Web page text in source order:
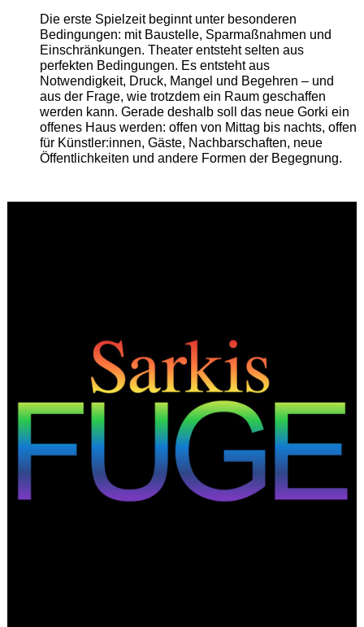
Die erste Spielzeit beginnt unter besonderen
Bedingungen: mit Baustelle, Sparmaßnahmen und
Einschränkungen. Theater entsteht selten aus
perfekten Bedingungen. Es entsteht aus
Notwendigkeit, Druck, Mangel und Begehren – und
aus der Frage, wie trotzdem ein Raum geschaffen
werden kann. Gerade deshalb soll das neue Gorki ein
offenes Haus werden: offen von Mittag bis nachts, offen
für Künstler:innen, Gäste, Nachbarschaften, neue
Öffentlichkeiten und andere Formen der Begegnung.